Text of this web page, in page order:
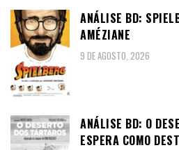
ANÁLISE BD:
AMÉZIANE
9 DE AGOSTO, 2026
ANÁLISE BD: O
ESPERA COMO